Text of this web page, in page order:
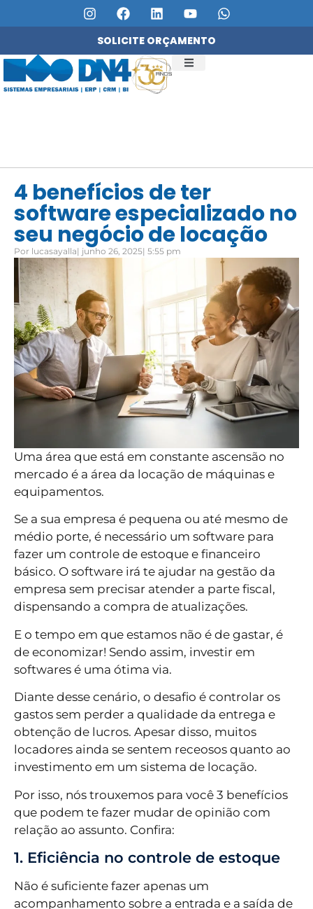
SOLICITE ORÇAMENTO
4 benefícios de ter
software especializado no
seu negócio de locação
Por lucasayalla| junho 26, 2025| 5:55 pm
Uma área que está em constante ascensão no
mercado é a área da locação de máquinas e
equipamentos.
Se a sua empresa é pequena ou até mesmo de
médio porte, é necessário um software para
fazer um controle de estoque e financeiro
básico. O software irá te ajudar na gestão da
empresa sem precisar atender a parte fiscal,
dispensando a compra de atualizações.
E o tempo em que estamos não é de gastar, é
de economizar! Sendo assim, investir em
softwares é uma ótima via.
Diante desse cenário, o desafio é controlar os
gastos sem perder a qualidade da entrega e
obtenção de lucros. Apesar disso, muitos
locadores ainda se sentem receosos quanto ao
investimento em um sistema de locação.
Por isso, nós trouxemos para você 3 benefícios
que podem te fazer mudar de opinião com
relação ao assunto. Confira:
1. Eficiência no controle de estoque
Não é suficiente fazer apenas um
acompanhamento sobre a entrada e a saída de